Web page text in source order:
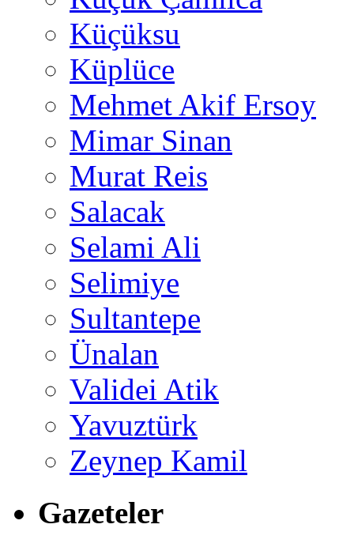
Küçüksu
Küplüce
Mehmet Akif Ersoy
Mimar Sinan
Murat Reis
Salacak
Selami Ali
Selimiye
Sultantepe
Ünalan
Validei Atik
Yavuztürk
Zeynep Kamil
Gazeteler